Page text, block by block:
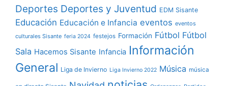
Deportes Deportes y Juventud EDM Sisante
Educación Educación e Infancia eventos eventos
culturales Sisante feria 2024 festejos Formación Fútbol Fútbol
Sala Hacemos Sisante Infancia Información
General Liga de Invierno Liga Invierno 2022 Música música